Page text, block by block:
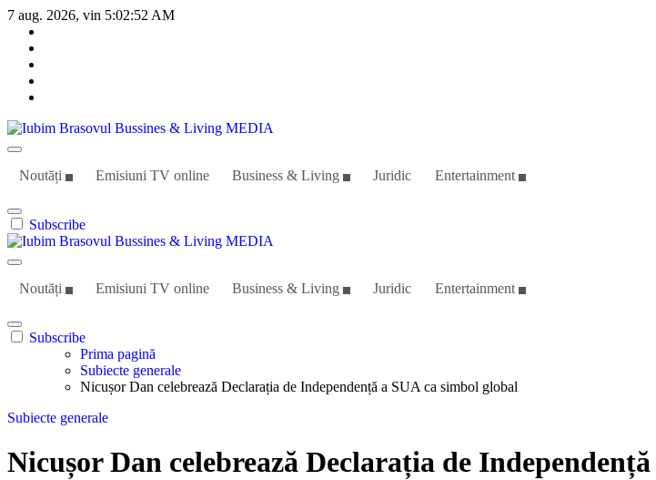
Sari
conținut
7 aug. 2026, vin 5:02:53 AM
Noutăți
Emisiuni TV online Business & Living Juridic Entertainment
Subscribe
Noutăți
Emisiuni TV online Business & Living Juridic Entertainment
Subscribe
Prima pagină
Subiecte generale
Nicușor Dan celebrează Declarația de Independență a SUA ca simbol global
Subiecte generale
Nicușor Dan celebrează Declarația de